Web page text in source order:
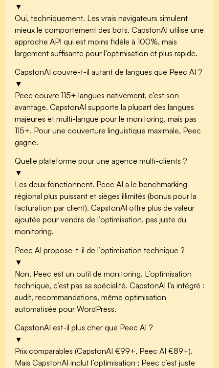
▼
Oui, techniquement. Les vrais navigateurs simulent
mieux le comportement des bots. CapstonAI utilise une
approche API qui est moins fidèle à 100%, mais
largement suffisante pour l’optimisation et plus rapide.
CapstonAI couvre-t-il autant de langues que Peec AI ?
▼
Peec couvre 115+ langues nativement, c’est son
avantage. CapstonAI supporte la plupart des langues
majeures et multi-langue pour le monitoring, mais pas
115+. Pour une couverture linguistique maximale, Peec
gagne.
Quelle plateforme pour une agence multi-clients ?
▼
Les deux fonctionnent. Peec AI a le benchmarking
régional plus puissant et sièges illimités (bonus pour la
facturation par client). CapstonAI offre plus de valeur
ajoutée pour vendre de l’optimisation, pas juste du
monitoring.
Peec AI propose-t-il de l’optimisation technique ?
▼
Non. Peec est un outil de monitoring. L’optimisation
technique, c’est pas sa spécialité. CapstonAI l’a intégré :
audit, recommandations, même optimisation
automatisée pour WordPress.
CapstonAI est-il plus cher que Peec AI ?
▼
Prix comparables (CapstonAI €99+, Peec AI €89+).
Mais CapstonAI inclut l’optimisation ; Peec c’est juste